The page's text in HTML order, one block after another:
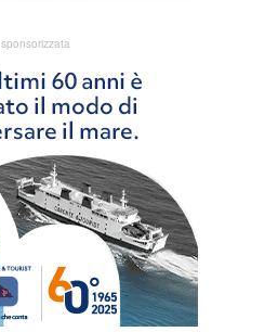
sponsorizzata